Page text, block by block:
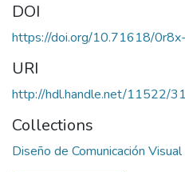
DOI
https://doi.org/10.71618/
URI
http://hdl.handle.net/11522/
Collections
Diseño de Comunicación Visual